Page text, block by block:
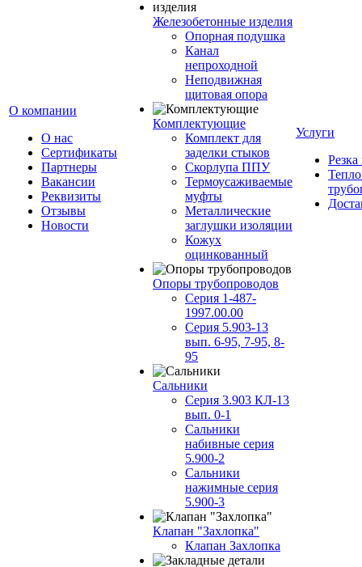
О компании
О нас
Сертификаты
Партнеры
Вакансии
Реквизиты
Отзывы
Новости
Железобетонные изделия
Опорная подушка
Канал
непроходной
Неподвижная
щитовая опора
Комплектующие
Комплект для
заделки стыков
Скорлупа ППУ
Термоусаживаемые
муфты
Металлические
заглушки изоляции
Кожух
оцинкованный
Опоры трубопроводов
Серия 1-487-
1997.00.00
Серия 5.903-13
вып. 6-95, 7-95, 8-
95
Сальники
Серия 3.903 КЛ-13
вып. 0-1
Сальники
набивные серия
5.900-2
Сальники
нажимные серия
5.900-3
Клапан "Захлопка"
Клапан Захлопка
Услуги
Резка